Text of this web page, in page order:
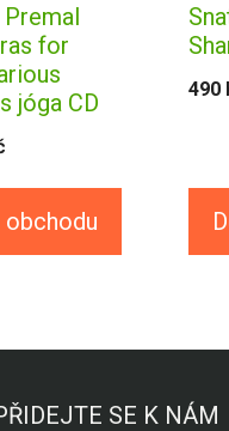
for
jóga CD
obchodu
490
SE K NÁM